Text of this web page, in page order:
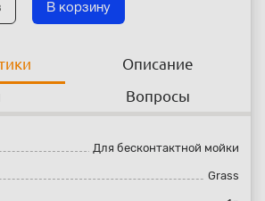
В корзину
Описание
Вопросы
Для бесконтактной мойки
Grass